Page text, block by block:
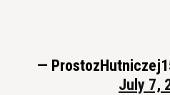
—
July 7,